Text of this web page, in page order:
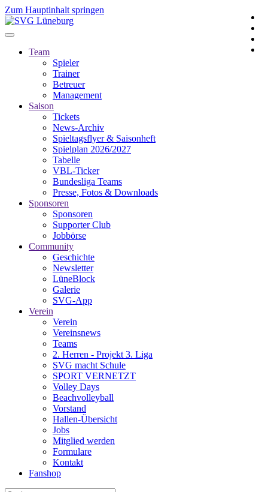
Zum Hauptinhalt springen
Team
Spieler
Trainer
Betreuer
Management
Saison
Tickets
News-Archiv
Spieltagsflyer & Saisonheft
Spielplan 2026/2027
Tabelle
VBL-Ticker
Bundesliga Teams
Presse, Fotos & Downloads
Sponsoren
Sponsoren
Supporter Club
Jobbörse
Community
Geschichte
Newsletter
LüneBlock
Galerie
SVG-App
Verein
Verein
Vereinsnews
Teams
2. Herren - Projekt 3. Liga
SVG macht Schule
SPORT VERNETZT
Volley Days
Beachvolleyball
Vorstand
Hallen-Übersicht
Jobs
Mitglied werden
Formulare
Kontakt
Fanshop